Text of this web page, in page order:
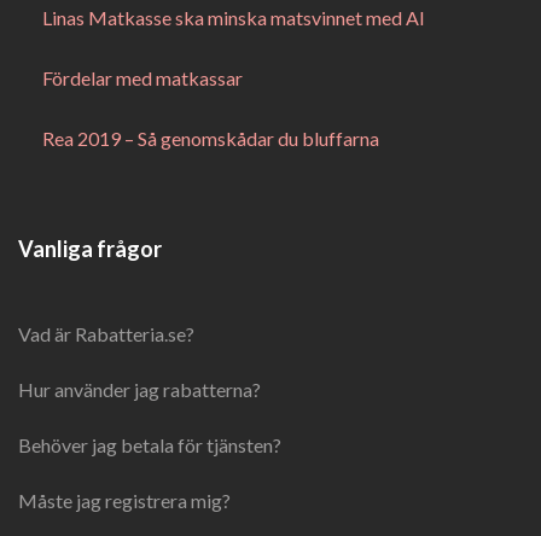
Linas Matkasse ska minska matsvinnet med AI
Fördelar med matkassar
Rea 2019 – Så genomskådar du bluffarna
Vanliga frågor
Vad är Rabatteria.se?
Hur använder jag rabatterna?
Behöver jag betala för tjänsten?
Måste jag registrera mig?